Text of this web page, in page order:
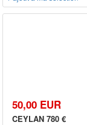
50,00 EUR
CEYLAN 780 €